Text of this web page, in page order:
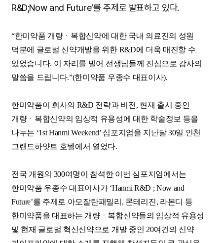
R&D;Now and Future’를 주제로 발표하고 있다.
“한미약품 개량ㆍ복합신약에 대한 국내 의료진의 성원
덕분에 글로벌 신약개발을 위한 R&D에 더욱 매진할 수
있었습니다. 이 자리를 빌어 선생님들께 진심으로 감사의
말씀을 드립니다.”(한미약품 우종수 대표이사).
한미약품이 회사의 R&D 전략과 비전, 현재 출시 중인
개량ㆍ복합신약의 임상적 유용성에 대한 학술정보 등을
나누는 ‘1st Hanmi Weekend’ 심포지엄을 지난달 30일 인천
그랜드하얏트 호텔에서 열었다.
전국 개원의 300여명이 참석한 이번 심포지엄에서는
한미약품 우종수 대표이사가 ‘Hanmi R&D ; Now and
Future’를 주제로 아모잘탄패밀리, 몬테리진, 라본디 등
한미약품을 대표하는 개량ㆍ복합신약들의 임상적 유용성
및 현재 글로벌 혁신신약으로 개발 중인 20여건의 신약